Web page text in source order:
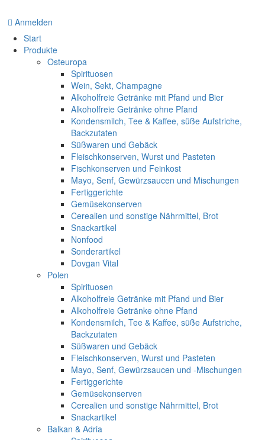
Anmelden
Start
Produkte
Osteuropa
Spirituosen
Wein, Sekt, Champagne
Alkoholfreie Getränke mit Pfand und Bier
Alkoholfreie Getränke ohne Pfand
Kondensmilch, Tee & Kaffee, süße Aufstriche,
Backzutaten
Süßwaren und Gebäck
Fleischkonserven, Wurst und Pasteten
Fischkonserven und Feinkost
Mayo, Senf, Gewürzsaucen und Mischungen
Fertiggerichte
Gemüsekonserven
Cerealien und sonstige Nährmittel, Brot
Snackartikel
Nonfood
Sonderartikel
Dovgan Vital
Polen
Spirituosen
Alkoholfreie Getränke mit Pfand und Bier
Alkoholfreie Getränke ohne Pfand
Kondensmilch, Tee & Kaffee, süße Aufstriche,
Backzutaten
Süßwaren und Gebäck
Fleischkonserven, Wurst und Pasteten
Mayo, Senf, Gewürzsaucen und -Mischungen
Fertiggerichte
Gemüsekonserven
Cerealien und sonstige Nährmittel, Brot
Snackartikel
Balkan & Adria